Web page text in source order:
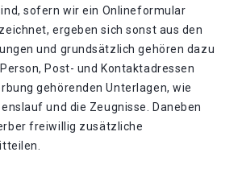
sofern wir ein Onlineformular
ergeben sich sonst aus den
und grundsätzlich gehören dazu
Post- und Kontaktadressen
gehörenden Unterlagen, wie
und die Zeugnisse. Daneben
freiwillig zusätzliche